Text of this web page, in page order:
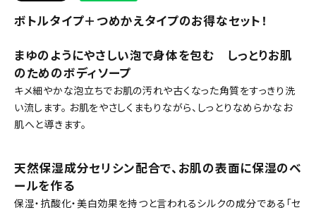
ボトルタイプ＋つめかえタイプのお得なセット！
まゆのようにやさしい泡で身体を包む しっとりお肌
のためのボディソープ
キメ細やかな泡立ちでお肌の汚れや古くなった角質をすっきり洗
い流します。 お肌をやさしくまもりながら、しっとりなめらかなお
肌へと導きます。
天然保湿成分セリシン配合で、お肌の表面に保湿のベ
ールを作る
保湿・抗酸化・美白効果を持つと言われるシルクの成分である「セ